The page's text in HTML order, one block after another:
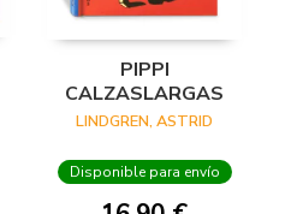
PIPPI
CALZASLARGAS
LINDGREN, ASTRID
Disponible para envío